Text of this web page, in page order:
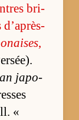
bri­
,
ja­po­
«